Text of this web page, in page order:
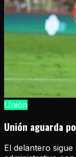
Unión
Unión aguarda
El delantero